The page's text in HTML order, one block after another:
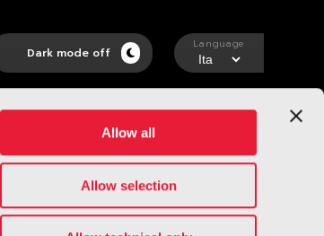
Allow all
Allow selection
Dark mode off
Language